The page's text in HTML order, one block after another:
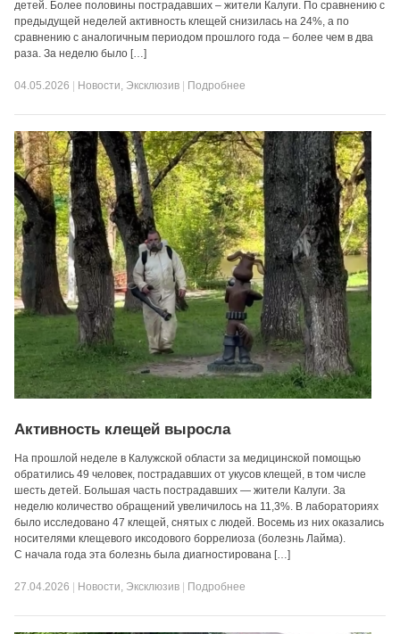
детей. Более половины пострадавших – жители Калуги. По сравнению с
предыдущей неделей активность клещей снизилась на 24%, а по
сравнению с аналогичным периодом прошлого года – более чем в два
раза. За неделю было […]
04.05.2026 Новости, Эксклюзив Подробнее
Активность клещей выросла
На прошлой неделе в Калужской области за медицинской помощью
обратились 49 человек, пострадавших от укусов клещей, в том числе
шесть детей. Большая часть пострадавших — жители Калуги. За
неделю количество обращений увеличилось на 11,3%. В лабораториях
было исследовано 47 клещей, снятых с людей. Восемь из них оказались
носителями клещевого иксодового боррелиоза (болезнь Лайма).
С начала года эта болезнь была диагностирована […]
27.04.2026 Новости, Эксклюзив Подробнее